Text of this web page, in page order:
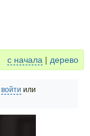
с начала | дерево
войти или